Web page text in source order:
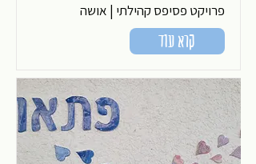
פרויקט פסיפס קהילתי | אושה
קרא עוד